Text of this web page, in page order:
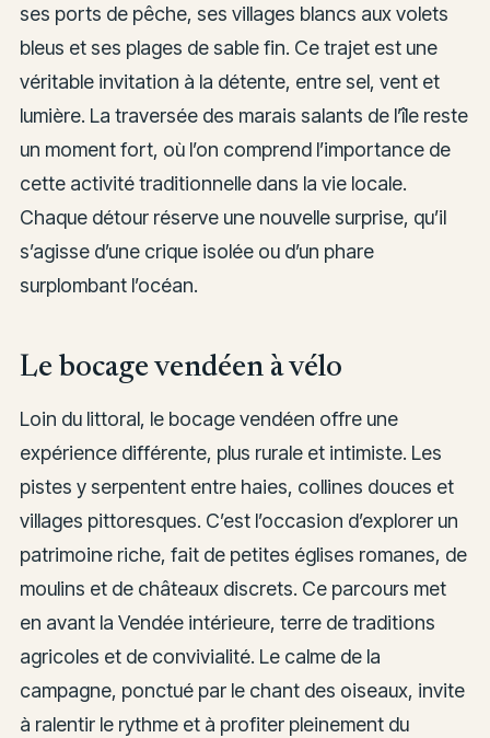
ses ports de pêche, ses villages blancs aux volets
bleus et ses plages de sable fin. Ce trajet est une
véritable invitation à la détente, entre sel, vent et
lumière. La traversée des marais salants de l’île reste
un moment fort, où l’on comprend l’importance de
cette activité traditionnelle dans la vie locale.
Chaque détour réserve une nouvelle surprise, qu’il
s’agisse d’une crique isolée ou d’un phare
surplombant l’océan.
Le bocage vendéen à vélo
Loin du littoral, le bocage vendéen offre une
expérience différente, plus rurale et intimiste. Les
pistes y serpentent entre haies, collines douces et
villages pittoresques. C’est l’occasion d’explorer un
patrimoine riche, fait de petites églises romanes, de
moulins et de châteaux discrets. Ce parcours met
en avant la Vendée intérieure, terre de traditions
agricoles et de convivialité. Le calme de la
campagne, ponctué par le chant des oiseaux, invite
à ralentir le rythme et à profiter pleinement du